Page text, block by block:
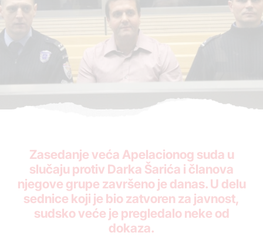
Zasedanje veća Apelacionog suda u
slučaju protiv Darka Šarića i članova
njegove grupe završeno je danas. U delu
sednice koji je bio zatvoren za javnost,
sudsko veće je pregledalo neke od
dokaza.